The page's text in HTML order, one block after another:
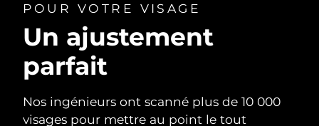
POUR VOTRE VISAGE
Un ajustement
parfait
Nos ingénieurs ont scanné plus de 10 000
visages pour mettre au point le tout